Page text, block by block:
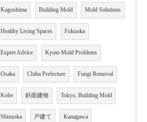
Kagoshima Building Mold Mold Solutions
Healthy Living Spaces Fukuoka
Expert Advice Kyoto Mold Problems
Osaka Chiba Prefecture Fungi Removal
Kobe 斜面建物 Tokyo, Building Mold
Shizuoka 戸建て Kanagawa